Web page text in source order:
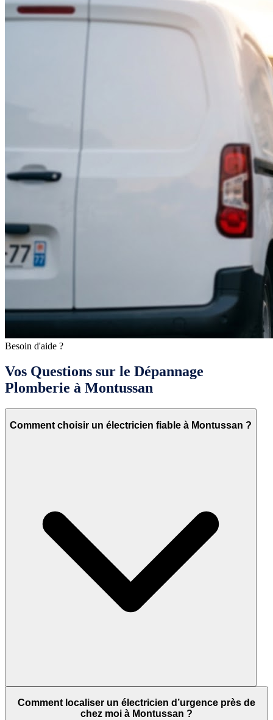
Besoin d'aide ?
Vos Questions sur le Dépannage
Plomberie à Montussan
Comment choisir un électricien fiable à Montussan ?
Comment localiser un électricien d’urgence près de
chez moi à Montussan ?